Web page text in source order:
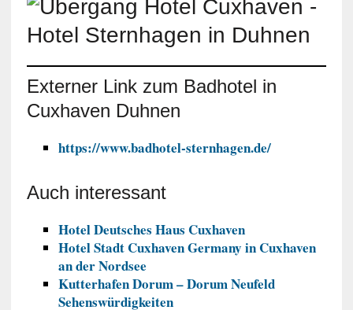
Externer Link zum Badhotel in
Cuxhaven Duhnen
https://www.badhotel-sternhagen.de/
Auch interessant
Hotel Deutsches Haus Cuxhaven
Hotel Stadt Cuxhaven Germany in Cuxhaven
an der Nordsee
Kutterhafen Dorum – Dorum Neufeld
Sehenswürdigkeiten